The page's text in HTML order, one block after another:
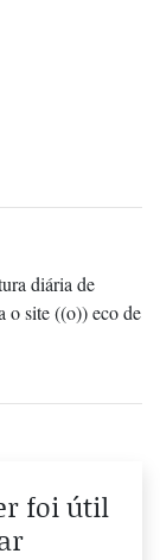
diária de
o site ((o)) eco de
foi útil